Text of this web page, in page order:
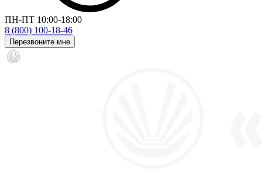
ПН-ПТ 10:00-18:00
8 (800) 100-18-46
Перезвоните мне